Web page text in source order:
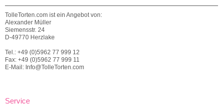
TolleTorten.com ist ein Angebot von:
Alexander Müller
Siemensstr. 24
D-49770 Herzlake
Tel.: +49 (0)5962 77 999 12
Fax: +49 (0)5962 77 999 11
E-Mail: Info@TolleTorten.com
Service